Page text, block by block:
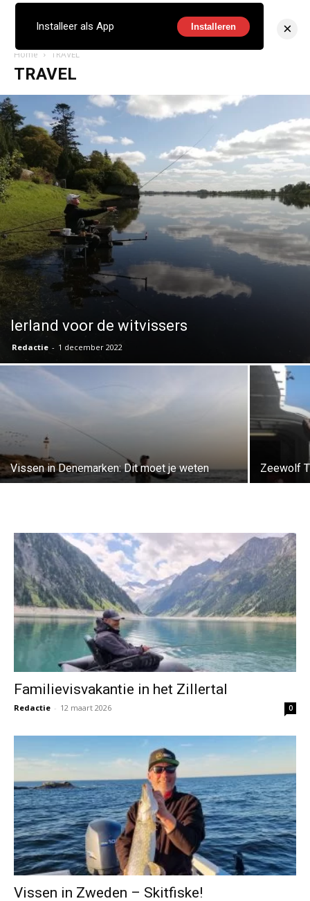
Home TRAVEL
TRAVEL
Ierland voor de witvissers
Redactie - 1 december 2022
Vissen in Denemarken: Dit moet je weten Zeewolf
Familievisvakantie in het Zillertal
Redactie - 12 maart 2026 0
Vissen in Zweden – Skitfiske!
Installeer als App Installeren ×